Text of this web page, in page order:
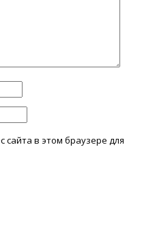
сайта в этом браузере для